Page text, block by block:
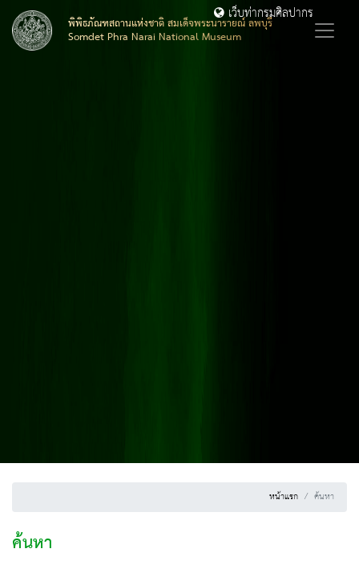
พิพิธภัณฑสถานแห่งชาติ สมเด็จพระนารายณ์ ลพบุรี
Somdet Phra Narai National Museum
เว็บท่ากรมศิลปากร
หน้าแรก ค้นหา
ค้นหา